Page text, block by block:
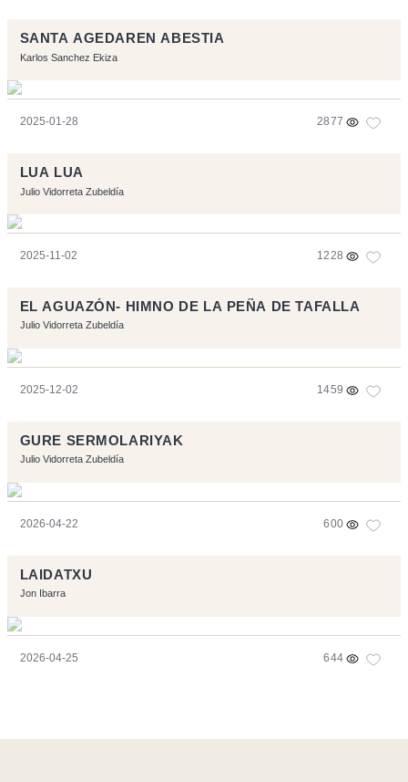
SANTA AGEDAREN ABESTIA
Karlos Sanchez Ekiza
2025-01-28 2877
LUA LUA
Julio Vidorreta Zubeldía
2025-11-02 1228
EL AGUAZÓN- HIMNO DE LA PEÑA DE TAFALLA
Julio Vidorreta Zubeldía
2025-12-02 1459
GURE SERMOLARIYAK
Julio Vidorreta Zubeldía
2026-04-22 600
LAIDATXU
Jon Ibarra
2026-04-25 644